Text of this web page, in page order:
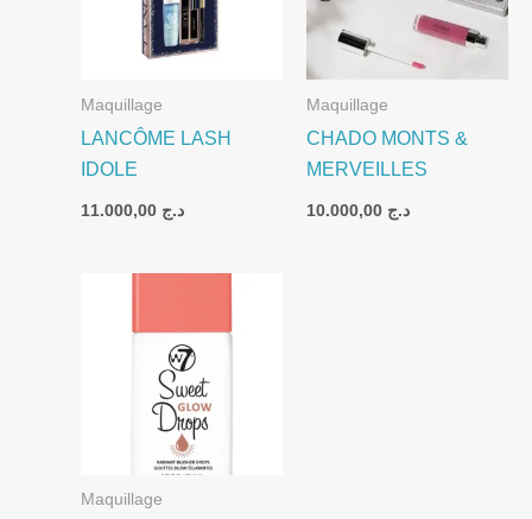
Maquillage
LANCÔME LASH
IDOLE
د.ج
Maquillage
CHADO MONTS &
MERVEILLES
د.ج
Maquillage